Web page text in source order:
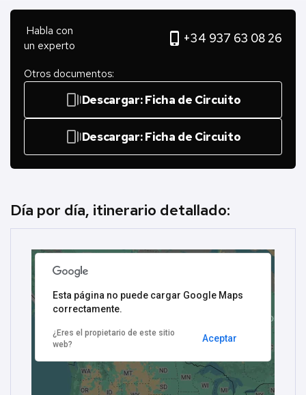
Habla con
un experto
phone_iphone +34 937 63 08 26
Otros documentos:
web_storiesDescargar: Ficha de Circuito
web_storiesDescargar: Ficha de Circuito
Día por día, itinerario detallado:
Esta página no puede cargar Google Maps
correctamente.
¿Eres el propietario de este sitio
web?
Aceptar